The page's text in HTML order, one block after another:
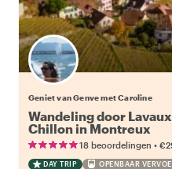
Geniet van Genve met Caroline
Wandeling door
Chillon in Montreux
18 beoordelingen •
DAY TRIP OPENBAAR